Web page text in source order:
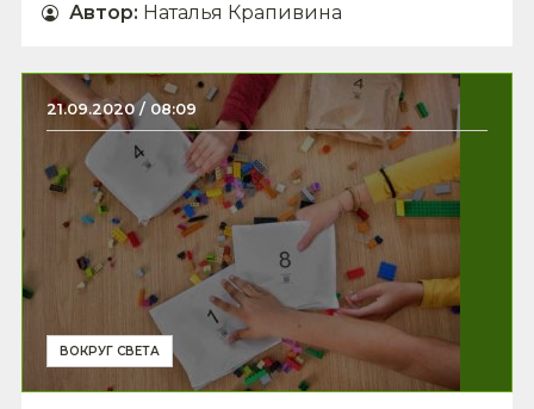
Автор: Наталья Крапивина
21.09.2020 / 08:09
ВОКРУГ СВЕТА